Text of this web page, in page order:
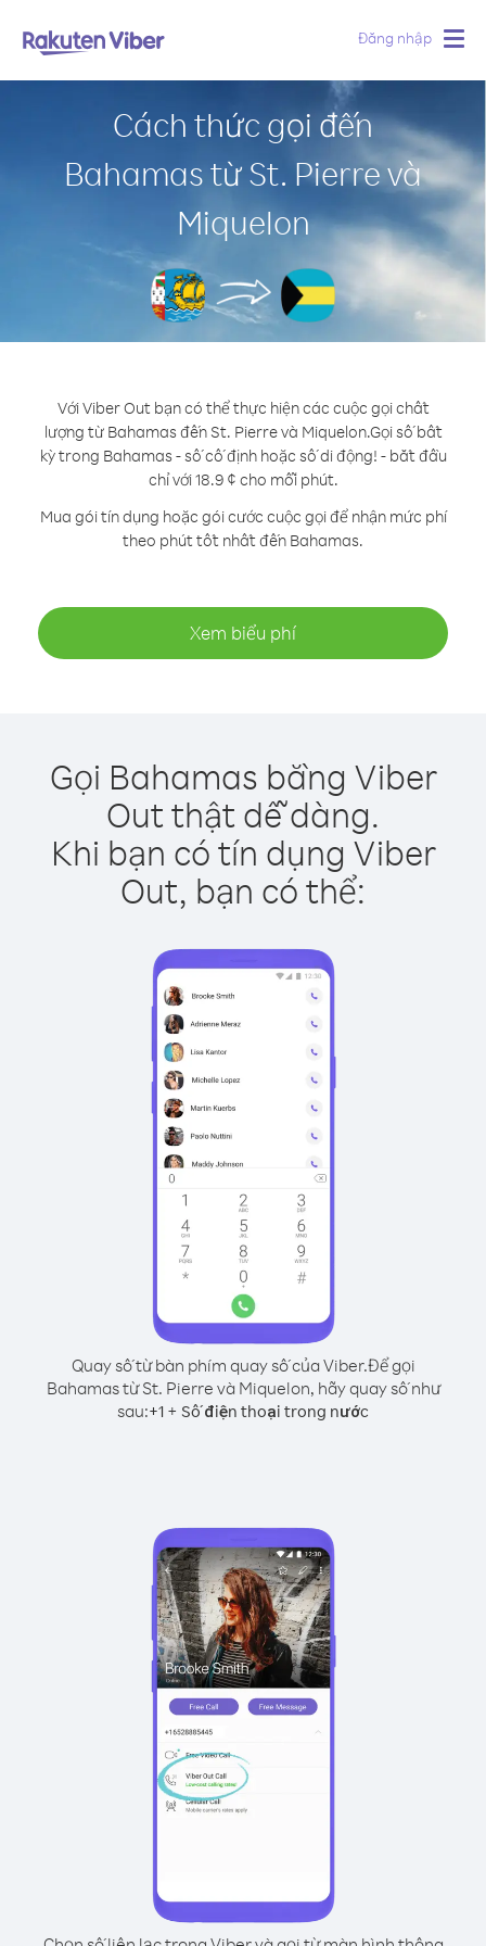
Đăng nhập
Cách thức gọi đến
Bahamas từ St. Pierre và
Miquelon
Với Viber Out bạn có thể thực hiện các cuộc gọi chất
lượng từ Bahamas đến St. Pierre và Miquelon.Gọi số bất
kỳ trong Bahamas - số cố định hoặc số di động! - bắt đầu
chỉ với 18.9 ¢ cho mỗi phút.
Mua gói tín dụng hoặc gói cước cuộc gọi để nhận mức phí
theo phút tốt nhất đến Bahamas.
Xem biểu phí
Gọi Bahamas bằng Viber
Out thật dễ dàng.
Khi bạn có tín dụng Viber
Out, bạn có thể:
Quay số từ bàn phím quay số của Viber.Để gọi
Bahamas từ St. Pierre và Miquelon, hãy quay số như
sau:+1 + Số điện thoại trong nước